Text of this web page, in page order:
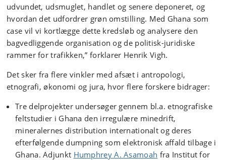
udvundet, udsmuglet, handlet og senere deponeret, og
hvordan det udfordrer grøn omstilling. Med Ghana som
case vil vi kortlægge dette kredsløb og analysere den
bagvedliggende organisation og de politisk-juridiske
rammer for trafikken,” forklarer Henrik Vigh.
Det sker fra flere vinkler med afsæt i antropologi,
etnografi, økonomi og jura, hvor flere forskere bidrager:
Tre delprojekter undersøger gennem bl.a. etnografiske
feltstudier i Ghana den irregulære minedrift,
mineralernes distribution internationalt og deres
efterfølgende dumpning som elektronisk affald tilbage i
Ghana. Adjunkt Humphrey A. Asamoah fra Institut for